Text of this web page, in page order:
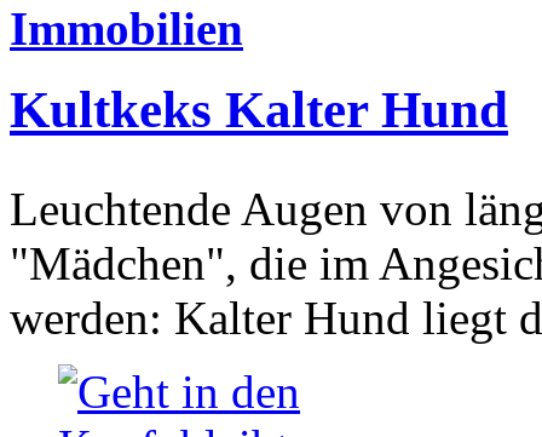
Immobilien
Kultkeks Kalter Hund
Leuchtende Augen von
"Mädchen", die im
werden: Kalter Hund liegt